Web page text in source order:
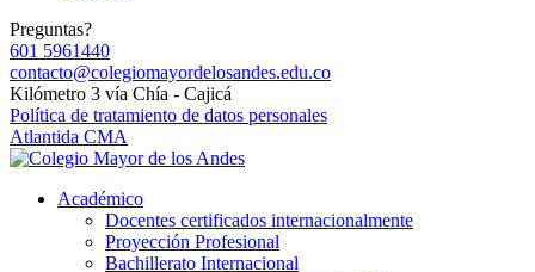
Preguntas?
601 5961440
contacto@colegiomayordelosandes.edu.co
Kilómetro 3 vía Chía - Cajicá
Política de tratamiento de datos personales
Atlantida CMA
Académico
Docentes certificados internacionalmente
Proyección Profesional
Bachillerato Internacional